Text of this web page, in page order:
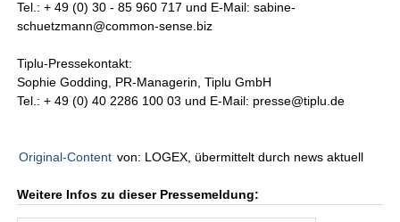
Tel.: + 49 (0) 30 - 85 960 717 und E-Mail: sabine-
schuetzmann@common-sense.biz
Tiplu-Pressekontakt:
Sophie Godding, PR-Managerin, Tiplu GmbH
Tel.: + 49 (0) 40 2286 100 03 und E-Mail: presse@tiplu.de
Original-Content von: LOGEX, übermittelt durch news aktuell
Weitere Infos zu dieser Pressemeldung: